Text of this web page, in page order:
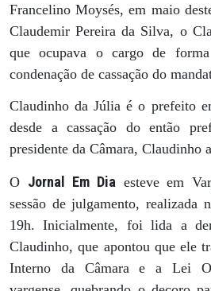
Francelino Moysés, em maio
Claudemir Pereira da Silva, o
que ocupava o cargo de
condenação de cassação do
Claudinho da Júlia é o prefeito
desde a cassação do então
presidente da Câmara, Claudinho
O Jornal Em Dia esteve em
sessão de julgamento, realizada
19h. Inicialmente, foi lida a
Claudinho, que apontou que ele
Interno da Câmara e a Lei